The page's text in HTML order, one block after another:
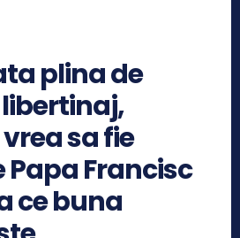
plina de
libertinaj,
sa fie
Francisc
ce buna